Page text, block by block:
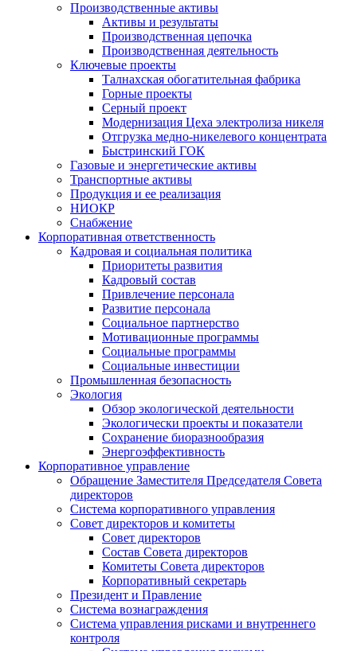
Производственные активы
Активы и результаты
Производственная цепочка
Производственная деятельность
Ключевые проекты
Талнахская обогатительная фабрика
Горные проекты
Серный проект
Модернизация Цеха электролиза никеля
Отгрузка медно-никелевого концентрата
Быстринский ГОК
Газовые и энергетические активы
Транспортные активы
Продукция и ее реализация
НИОКР
Снабжение
Корпоративная ответственность
Кадровая и социальная политика
Приоритеты развития
Кадровый состав
Привлечение персонала
Развитие персонала
Социальное партнерство
Мотивационные программы
Социальные программы
Социальные инвестиции
Промышленная безопасность
Экология
Обзор экологической деятельности
Экологически проекты и показатели
Сохранение биоразнообразия
Энергоэффективность
Корпоративное управление
Обращение Заместителя Председателя Совета
директоров
Система корпоративного управления
Совет директоров и комитеты
Совет директоров
Состав Совета директоров
Комитеты Совета директоров
Корпоративный секретарь
Президент и Правление
Система вознаграждения
Система управления рисками и внутреннего
контроля